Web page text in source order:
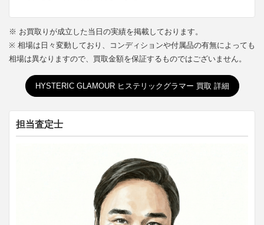
※ お買取りが成立した当日の実績を掲載しております。
※ 相場は日々変動しており、コンディションや付属品の有無によっても
相場は異なりますので、買取金額を保証するものではございません。
HYSTERIC GLAMOUR ヒステリックグラマー 買取 詳細
担当査定士